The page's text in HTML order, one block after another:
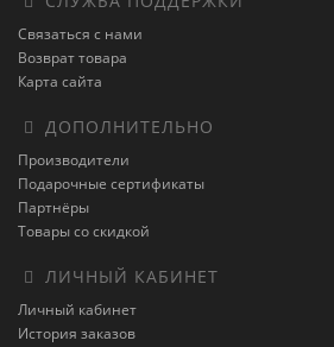
Связаться с нами
Возврат товара
Карта сайта
ДОПОЛНИТЕЛЬНО
Производители
Подарочные сертификаты
Партнёры
Товары со скидкой
ЛИЧНЫЙ КАБИНЕТ
Личный кабинет
История заказов